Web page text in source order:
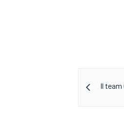
Il team